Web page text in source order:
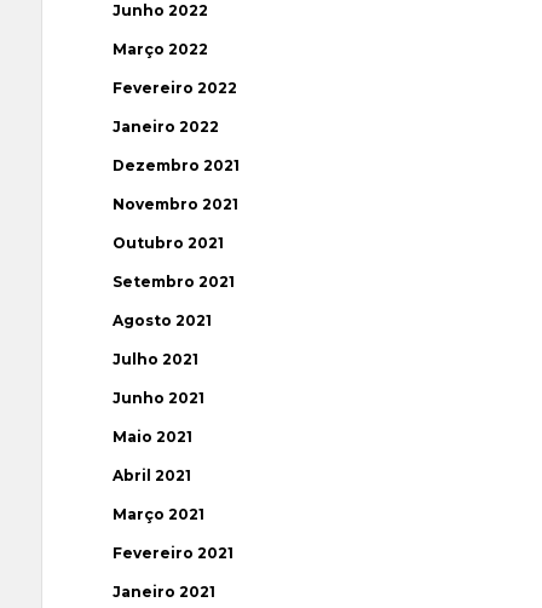
Junho 2022
Março 2022
Fevereiro 2022
Janeiro 2022
Dezembro 2021
Novembro 2021
Outubro 2021
Setembro 2021
Agosto 2021
Julho 2021
Junho 2021
Maio 2021
Abril 2021
Março 2021
Fevereiro 2021
Janeiro 2021